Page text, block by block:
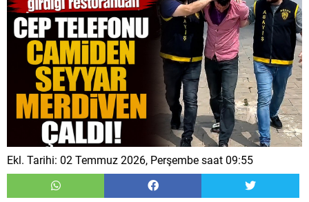
Ekl. Tarihi: 02 Temmuz 2026, Perşembe saat 09:55